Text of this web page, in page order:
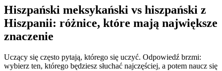
Hiszpański meksykański vs hiszpański z
Hiszpanii: różnice, które mają największe
znaczenie
Uczący się często pytają, którego się uczyć. Odpowiedź brzmi:
wybierz ten, którego będziesz słuchać najczęściej, a potem naucz się